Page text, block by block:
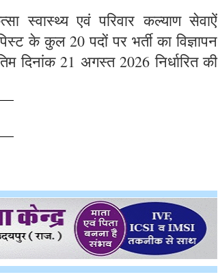
स्वास्थ्य एवं परिवार कल्याण सेवाऐं
के कुल 20 पदों पर भर्ती का विज्ञापन
21 अगस्त 2026 निर्धारित की